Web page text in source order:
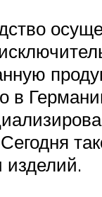
в
Сегодня
изделий.